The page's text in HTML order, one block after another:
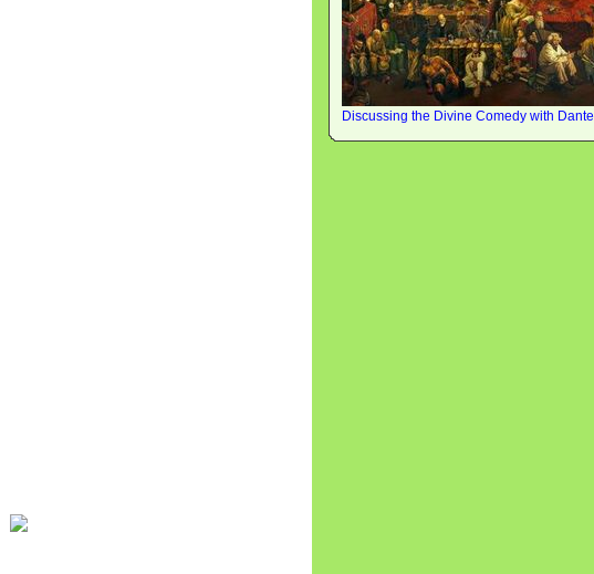
Discussing the Divine Comedy with Dante